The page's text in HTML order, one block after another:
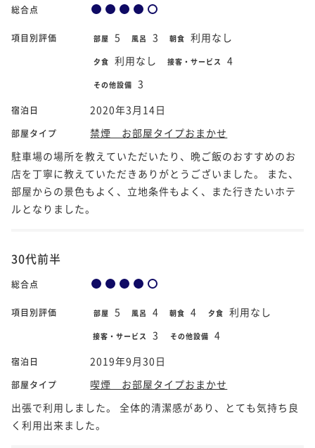
総合点
項目別評価 部屋 5 風呂 3 朝食 利用なし
夕食 利用なし 接客・サービス 4
その他設備 3
宿泊日 2020年3月14日
部屋タイプ
禁煙 お部屋タイプおまかせ
駐車場の場所を教えていただいたり、晩ご飯のおすすめのお
店を丁寧に教えていただきありがとうございました。 また、
部屋からの景色もよく、立地条件もよく、また行きたいホテ
ルとなりました。
30代前半
総合点
項目別評価 部屋 5 風呂 4 朝食 4 夕食 利用なし
接客・サービス 3 その他設備 4
宿泊日 2019年9月30日
部屋タイプ
喫煙 お部屋タイプおまかせ
出張で利用しました。 全体的清潔感があり、とても気持ち良
く利用出来ました。